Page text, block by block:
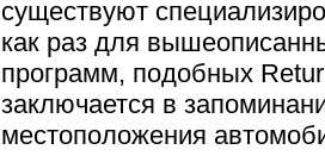
существуют
как раз для
программ, подобных
заключается в
местоположения